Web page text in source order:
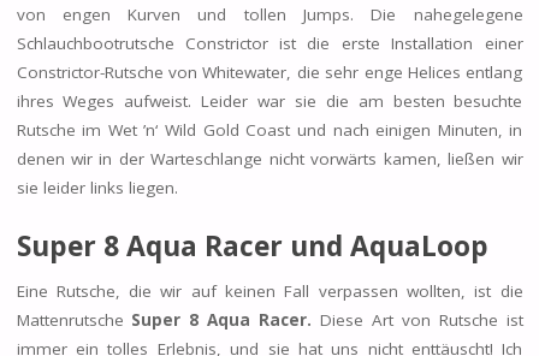
von engen Kurven und tollen Jumps. Die nahegelegene
Schlauchbootrutsche Constrictor ist die erste Installation einer
Constrictor-Rutsche von Whitewater, die sehr enge Helices entlang
ihres Weges aufweist. Leider war sie die am besten besuchte
Rutsche im Wet ’n‘ Wild Gold Coast und nach einigen Minuten, in
denen wir in der Warteschlange nicht vorwärts kamen, ließen wir
sie leider links liegen.
Super 8 Aqua Racer und AquaLoop
Eine Rutsche, die wir auf keinen Fall verpassen wollten, ist die
Mattenrutsche Super 8 Aqua Racer. Diese Art von Rutsche ist
immer ein tolles Erlebnis, und sie hat uns nicht enttäuscht! Ich